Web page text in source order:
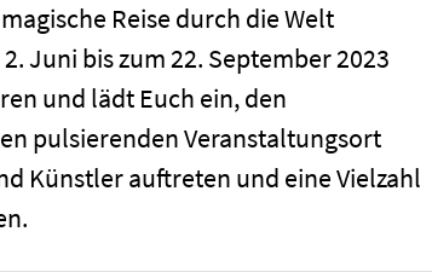
Reise durch die Welt
Juni bis zum 22. September 2023
und lädt Euch ein, den
pulsierenden Veranstaltungsort
Künstler auftreten und eine Vielzahl